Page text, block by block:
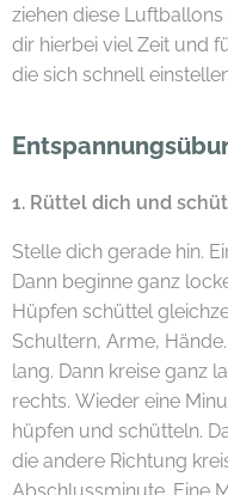
ziehen diese
dir hierbei viel Zeit und
die sich schnell
1. Rüttel dich und
Stelle dich gerade hin.
Dann beginne ganz
Hüpfen schüttel
Schultern, Arme,
lang. Dann kreise ganz
rechts. Wieder eine
hüpfen und schütteln.
die andere Richtung